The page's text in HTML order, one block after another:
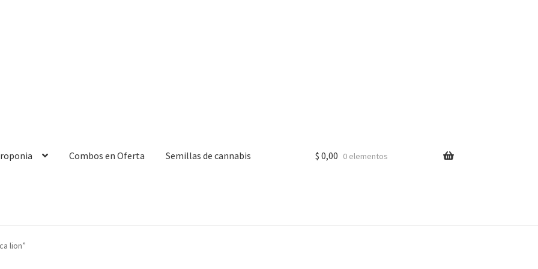
Combos en Oferta Semillas de cannabis $ 0,00 0 elementos
lion”